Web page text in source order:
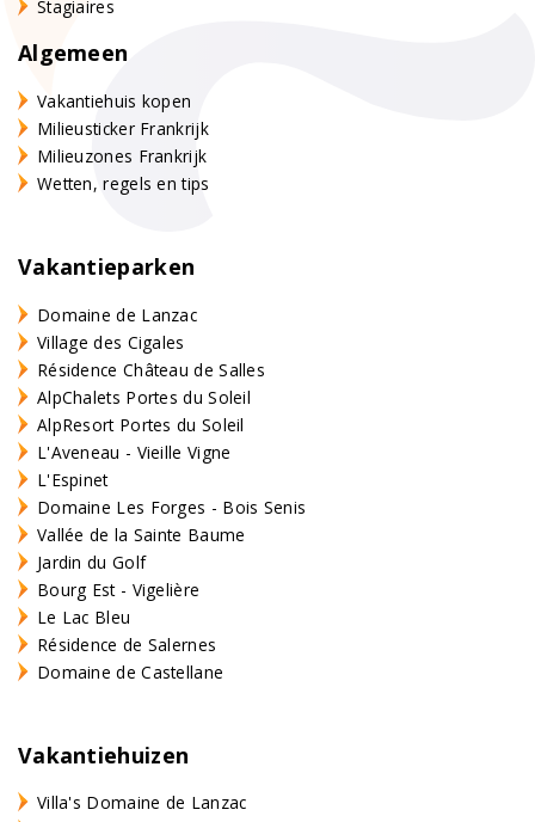
Stagiaires
Algemeen
Vakantiehuis kopen
Milieusticker Frankrijk
Milieuzones Frankrijk
Wetten, regels en tips
Vakantieparken
Domaine de Lanzac
Village des Cigales
Résidence Château de Salles
AlpChalets Portes du Soleil
AlpResort Portes du Soleil
L'Aveneau - Vieille Vigne
L'Espinet
Domaine Les Forges - Bois Senis
Vallée de la Sainte Baume
Jardin du Golf
Bourg Est - Vigelière
Le Lac Bleu
Résidence de Salernes
Domaine de Castellane
Vakantiehuizen
Villa's Domaine de Lanzac